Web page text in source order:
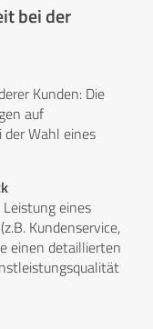
bei der
Kunden: Die
auf
Wahl eines
eines
Kundenservice,
einen detaillierten